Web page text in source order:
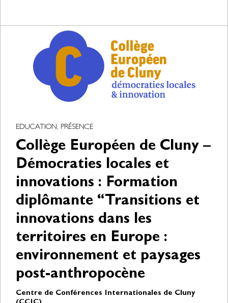
EDUCATION, PRÉSENCE
Collège Européen de Cluny –
Démocraties locales et
innovations : Formation
diplômante “Transitions et
innovations dans les
territoires en Europe :
environnement et paysages
post-anthropocène
Centre de Conférences Internationales de Cluny